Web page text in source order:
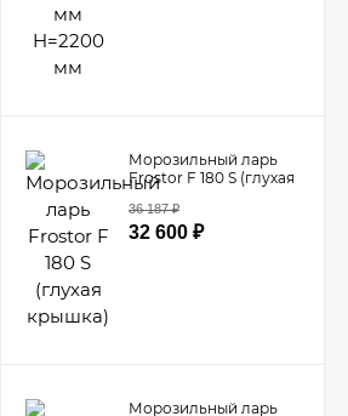
Морозильный ларь
Frostor F 180 S (глухая
36 187₽
32 600 ₽
Морозильный ларь